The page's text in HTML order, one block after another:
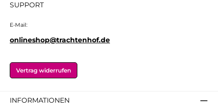
SUPPORT
E-Mail:
onlineshop@trachtenhof.de
Vertrag widerrufen
INFORMATIONEN